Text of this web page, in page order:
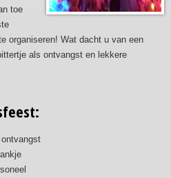
toe
organiseren! Wat dacht u van een
als ontvangst en lekkere